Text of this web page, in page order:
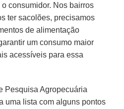
consumidor. Nos bairros
ter sacolões, precisamos
de alimentação
um consumo maior
acessíveis para essa
Pesquisa Agropecuária
uma lista com alguns pontos